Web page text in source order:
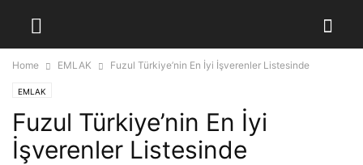
Home EMLAK Fuzul Türkiye’nin En İyi İşverenler Listesinde
EMLAK
Fuzul Türkiye’nin En İyi
İşverenler Listesinde